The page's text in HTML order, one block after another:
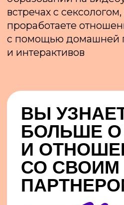
Как распознать нездоровую
аттракцию: слияние или
созависимость
измены — и как поступить,
Как работать с чувством
ревности и страхом ухода
партнера